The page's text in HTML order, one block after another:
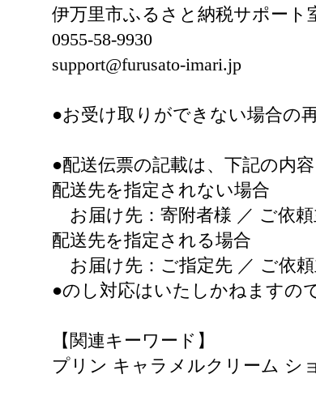
伊万里市ふるさと納税サポート
0955-58-9930
support@furusato-imari.jp
●お受け取りができない場合の
●配送伝票の記載は、下記の内容
配送先を指定されない場合
お届け先：寄附者様 ／ ご依頼
配送先を指定される場合
お届け先：ご指定先 ／ ご依
●のし対応はいたしかねますの
【関連キーワード】
プリン キャラメルクリーム シ